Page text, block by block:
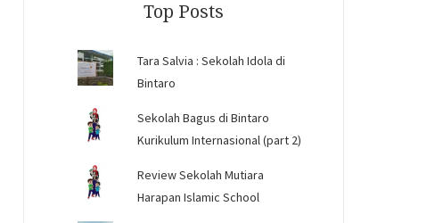
Top Posts
Tara Salvia : Sekolah Idola di
Bintaro
Sekolah Bagus di Bintaro
Kurikulum Internasional (part 2)
Review Sekolah Mutiara
Harapan Islamic School